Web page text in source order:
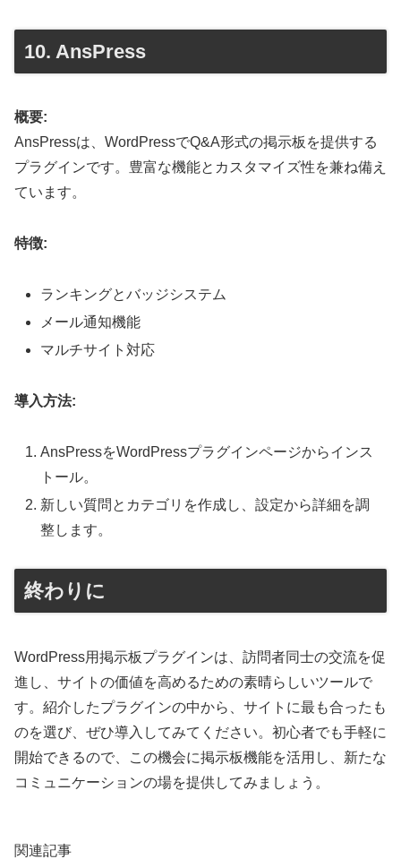
10. AnsPress
概要:
AnsPressは、WordPressでQ&A形式の掲示板を提供する
プラグインです。豊富な機能とカスタマイズ性を兼ね備え
ています。
特徴:
ランキングとバッジシステム
メール通知機能
マルチサイト対応
導入方法:
AnsPressをWordPressプラグインページからインス
トール。
新しい質問とカテゴリを作成し、設定から詳細を調
整します。
終わりに
WordPress用掲示板プラグインは、訪問者同士の交流を促
進し、サイトの価値を高めるための素晴らしいツールで
す。紹介したプラグインの中から、サイトに最も合ったも
のを選び、ぜひ導入してみてください。初心者でも手軽に
開始できるので、この機会に掲示板機能を活用し、新たな
コミュニケーションの場を提供してみましょう。
関連記事